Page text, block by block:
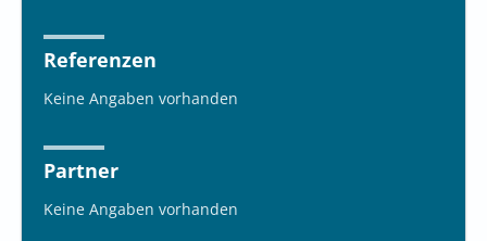
Referenzen
Keine Angaben vorhanden
Partner
Keine Angaben vorhanden